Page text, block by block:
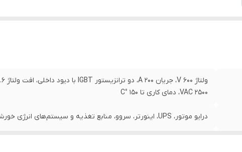
2500 VAC، دمای کاری تا 150 °C
درایو موتور، UPS، اینورتر، سروو، منابع تغذیه و سیستم‌های انرژی خورشیدی یا بادی.